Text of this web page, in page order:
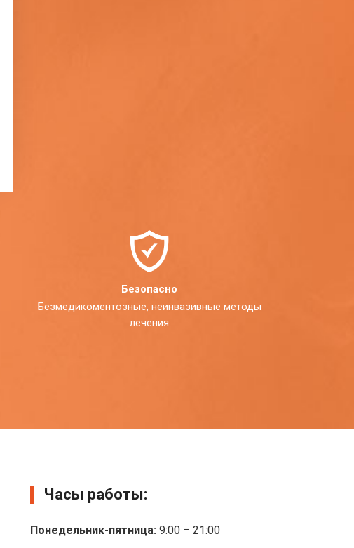
Безопасно
Безмедикоментозные, неинвазивные методы
лечения
Часы работы:
Понедельник-пятница: 9:00 – 21:00